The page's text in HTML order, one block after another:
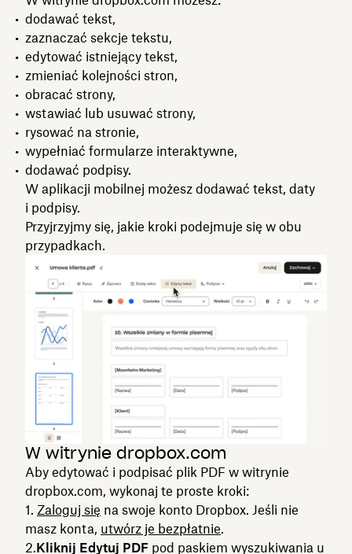
dodawać tekst,
zaznaczać sekcje tekstu,
edytować istniejący tekst,
zmieniać kolejności stron,
obracać strony,
wstawiać lub usuwać strony,
rysować na stronie,
wypełniać formularze interaktywne,
dodawać podpisy.
W aplikacji mobilnej możesz dodawać tekst, daty
i podpisy.
Przyjrzyjmy się, jakie kroki podejmuje się w obu
przypadkach.
W witrynie dropbox.com
Aby edytować i podpisać plik PDF w witrynie
dropbox.com, wykonaj te proste kroki:
1. Zaloguj się na swoje konto Dropbox. Jeśli nie
masz konta, utwórz je bezpłatnie.
2.Kliknij Edytuj PDF pod paskiem wyszukiwania u